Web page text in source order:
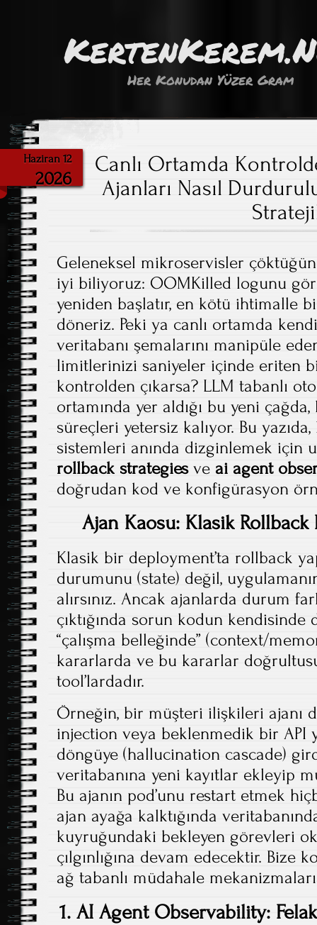
Her Konudan Yüzer Gram
Haziran 12
2026
Canlı Ortamda
Ajanları Nasıl
Geleneksel mikroservisler
iyi biliyoruz: OOMKilled logunu
yeniden başlatır, en kötü ihtimalle
döneriz. Peki ya canlı ortamda
veritabanı şemalarını manipüle
limitlerinizi saniyeler içinde eriten
kontrolden çıkarsa? LLM tabanlı
ortamında yer aldığı bu yeni
süreçleri yetersiz kalıyor. Bu
sistemleri anında dizginlemek için
rollback strategiesve ai agent
doğrudan kod ve konfigürasyon
Ajan Kaosu: Klasik Rollback
Klasik bir deployment’ta rollback
durumunu (state) değil,
alırsınız. Ancak ajanlarda durum
çıktığında sorun kodun kendisinde
“çalışma belleğinde” (context/
kararlarda ve bu kararlar
tool’lardadır.
Örneğin, bir müşteri ilişkileri ajanı
injection veya beklenmedik bir API
döngüye (hallucination cascade)
veritabanına yeni kayıtlar ekleyip
Bu ajanın pod’unu restart etmek
ajan ayağa kalktığında
kuyruğundaki bekleyen görevleri
çılgınlığına devam edecektir. Bize
ağ tabanlı müdahale
1. AI Agent Observability: